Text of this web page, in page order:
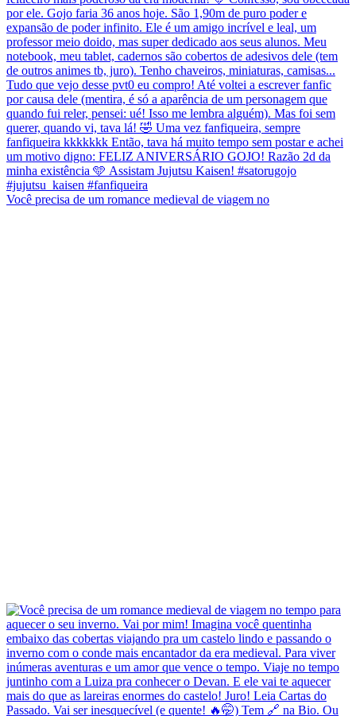
Você precisa de um romance medieval de viagem no